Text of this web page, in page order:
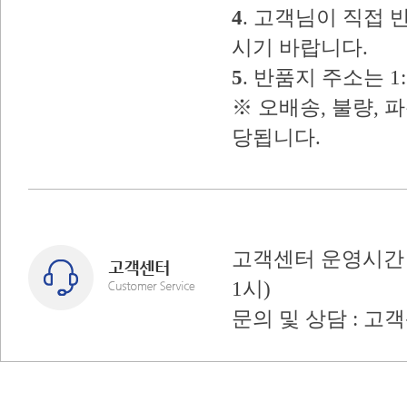
4. 고객님이 직접
시기 바랍니다.
5. 반품지 주소는
※ 오배송, 불량,
당됩니다.
고객센터 운영시
1시)
문의 및 상담 : 고